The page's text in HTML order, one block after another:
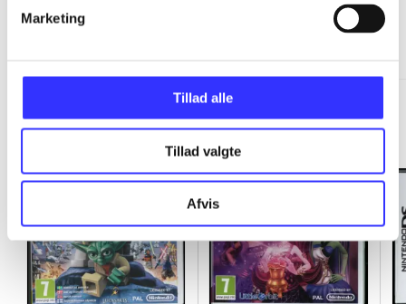
Marketing
Tillad alle
Tillad valgte
Afvis